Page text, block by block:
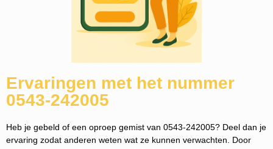
Ervaringen met het nummer
0543-242005
Heb je gebeld of een oproep gemist van 0543-242005? Deel dan je
ervaring zodat anderen weten wat ze kunnen verwachten. Door